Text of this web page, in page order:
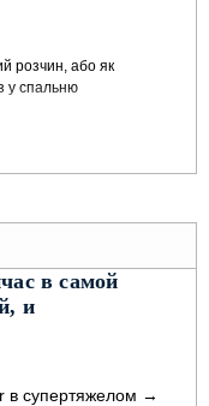
розчин, або як
у спальню
в самой
и
в супертяжелом →